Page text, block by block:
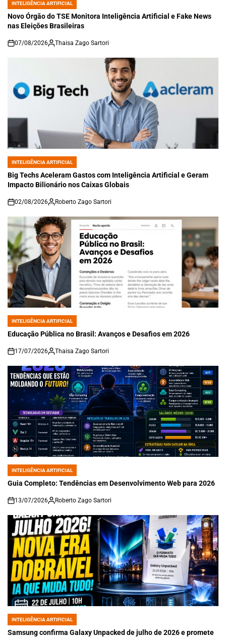
POSTED
IN
INTELIGÊNCIA ARTIFICIAL
Novo Órgão do TSE Monitora Inteligência Artificial e Fake News
nas Eleições Brasileiras
on
07/08/2026 Thaisa Zago Sartori
POSTED
IN
INTELIGÊNCIA ARTIFICIAL
Big Techs Aceleram Gastos com Inteligência Artificial e Geram
Impacto Bilionário nos Caixas Globais
on
02/08/2026 Roberto Zago Sartori
POSTED
IN
INTELIGÊNCIA ARTIFICIAL
Educação Pública no Brasil: Avanços e Desafios em 2026
on
17/07/2026 Thaisa Zago Sartori
POSTED
IN
INTELIGÊNCIA ARTIFICIAL
Guia Completo: Tendências em Desenvolvimento Web para 2026
on
13/07/2026 Roberto Zago Sartori
POSTED
IN
INTELIGÊNCIA ARTIFICIAL
Samsung confirma Galaxy Unpacked de julho de 2026 e promete